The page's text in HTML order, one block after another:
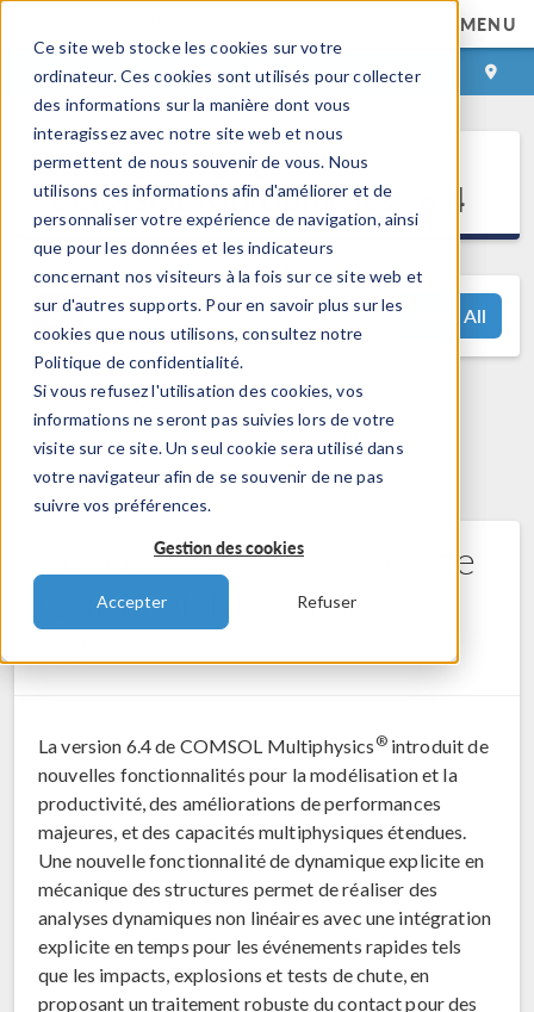
Ce site web stocke les cookies sur votre
ordinateur. Ces cookies sont utilisés pour collecter
des informations sur la manière dont vous
interagissez avec notre site web et nous
permettent de nous souvenir de vous. Nous
utilisons ces informations afin d'améliorer et de
personnaliser votre expérience de navigation, ainsi
que pour les données et les indicateurs
concernant nos visiteurs à la fois sur ce site web et
sur d'autres supports. Pour en savoir plus sur les
cookies que nous utilisons, consultez notre
Politique de confidentialité.
Si vous refusez l'utilisation des cookies, vos
informations ne seront pas suivies lors de votre
visite sur ce site. Un seul cookie sera utilisé dans
votre navigateur afin de se souvenir de ne pas
suivre vos préférences.
Gestion des cookies
Accepter Refuser
MENU
CONNEXION CONTACT
Points forts de
COMSOL Multiphysics
6.4
View All
Des questions ? Contactez nous :
support@comsol.com
Principales nouveautés de
COMSOL Multiphysics
6.4
La version 6.4 de COMSOL Multiphysics ®introduit de
nouvelles fonctionnalités pour la modélisation et la
productivité, des améliorations de performances
majeures, et des capacités multiphysiques étendues.
Une nouvelle fonctionnalité de dynamique explicite en
mécanique des structures permet de réaliser des
analyses dynamiques non linéaires avec une intégration
explicite en temps pour les événements rapides tels
que les impacts, explosions et tests de chute, en
proposant un traitement robuste du contact pour des